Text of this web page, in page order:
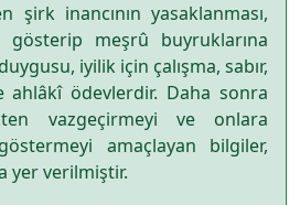
şirk inancının yasaklanması,
gösterip meşrû buyruklarına
iyilik için çalışma, sabır,
ödevlerdir. Daha sonra
vazgeçirmeyi ve onlara
amaçlayan bilgiler,
yer verilmiştir.